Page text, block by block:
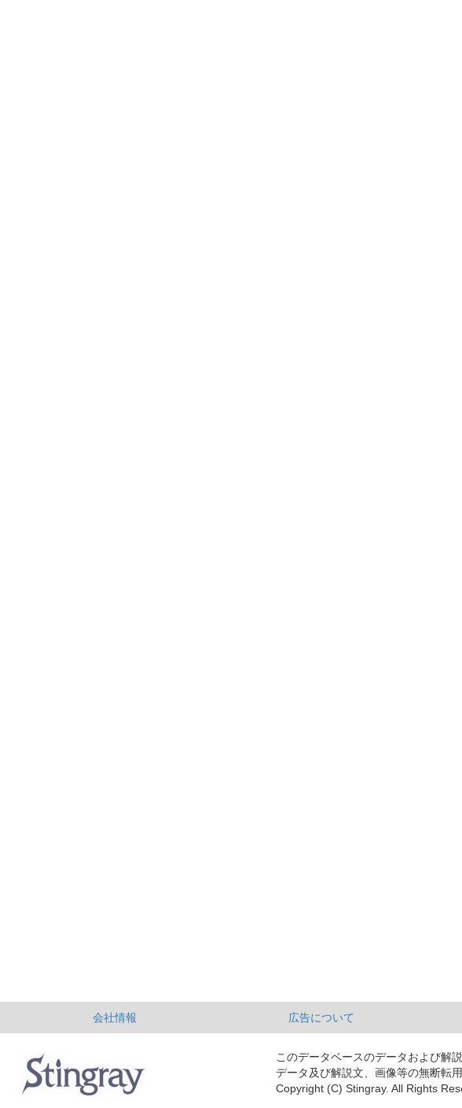
会社情報 広告について
このデータベースのデータおよび解
データ及び解説文、画像等の無断転
Copyright (C) Stingray. All Rights